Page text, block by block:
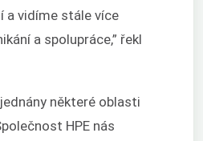
a vidíme stále více
a spolupráce,” řekl
některé oblasti
HPE nás